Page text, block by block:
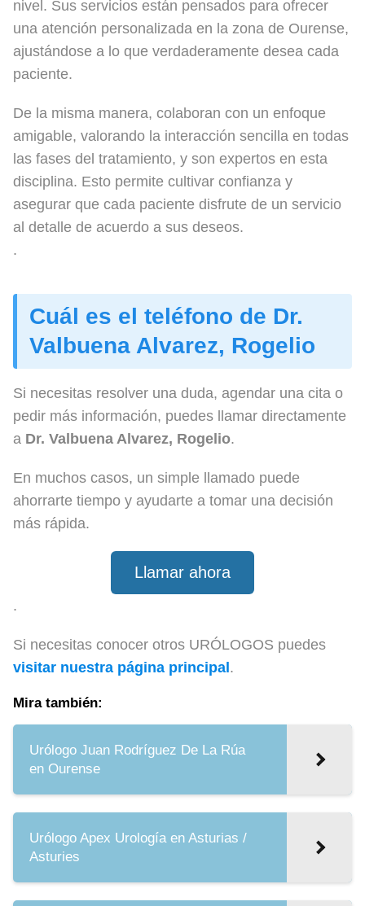
nivel. Sus servicios están pensados para ofrecer
una atención personalizada en la zona de Ourense,
ajustándose a lo que verdaderamente desea cada
paciente.
De la misma manera, colaboran con un enfoque
amigable, valorando la interacción sencilla en todas
las fases del tratamiento, y son expertos en esta
disciplina. Esto permite cultivar confianza y
asegurar que cada paciente disfrute de un servicio
al detalle de acuerdo a sus deseos.
.
Cuál es el teléfono de Dr.
Valbuena Alvarez, Rogelio
Si necesitas resolver una duda, agendar una cita o
pedir más información, puedes llamar directamente
a Dr. Valbuena Alvarez, Rogelio.
En muchos casos, un simple llamado puede
ahorrarte tiempo y ayudarte a tomar una decisión
más rápida.
Llamar ahora
.
Si necesitas conocer otros URÓLOGOS puedes
visitar nuestra página principal .
Mira también:
Urólogo Juan Rodríguez De La Rúa
en Ourense
Urólogo Apex Urología en Asturias /
Asturies